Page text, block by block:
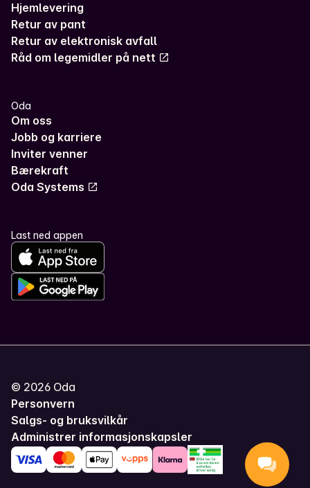
Hjemlevering
Retur av pant
Retur av elektronisk avfall
Råd om legemidler på nett
Oda
Om oss
Jobb og karriere
Inviter venner
Bærekraft
Oda Systems
Last ned appen
© 2026 Oda
Personvern
Salgs- og bruksvilkår
Administrer informasjonskapsler